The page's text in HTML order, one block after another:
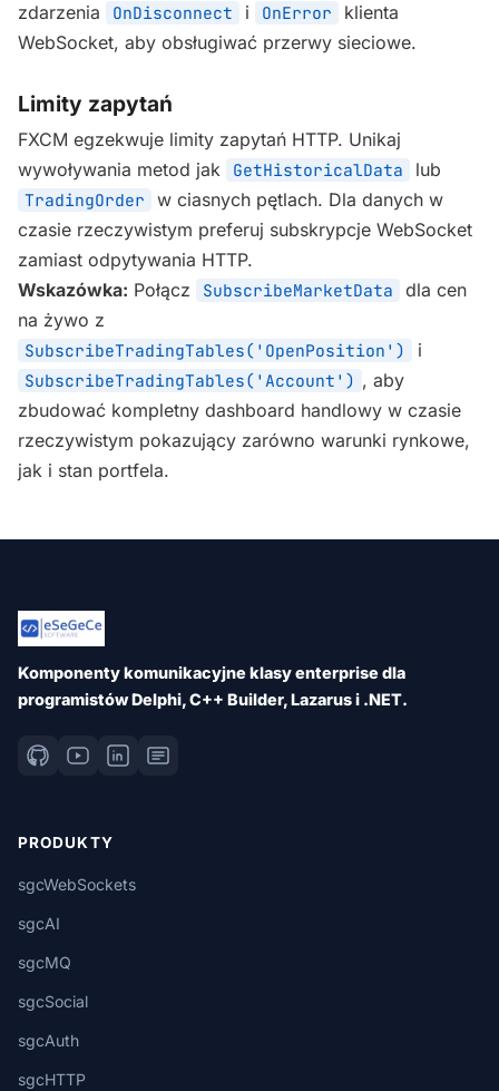
zdarzenia
OnDisconnect i OnError
klienta
WebSocket, aby obsługiwać przerwy sieciowe.
Limity zapytań
FXCM egzekwuje limity zapytań HTTP. Unikaj
wywoływania metod jak
GetHistoricalData lub
TradingOrder
w ciasnych pętlach. Dla danych w
czasie rzeczywistym preferuj subskrypcje WebSocket
zamiast odpytywania HTTP.
Wskazówka: Połącz SubscribeMarketData
dla cen
na żywo z
SubscribeTradingTables('OpenPosition') i
SubscribeTradingTables('Account') , aby
zbudować kompletny dashboard handlowy w czasie
rzeczywistym pokazujący zarówno warunki rynkowe,
jak i stan portfela.
Komponenty komunikacyjne klasy enterprise dla
programistów Delphi, C++ Builder, Lazarus i .NET.
PRODUKTY
sgcWebSockets
sgcAI
sgcMQ
sgcSocial
sgcAuth
sgcHTTP